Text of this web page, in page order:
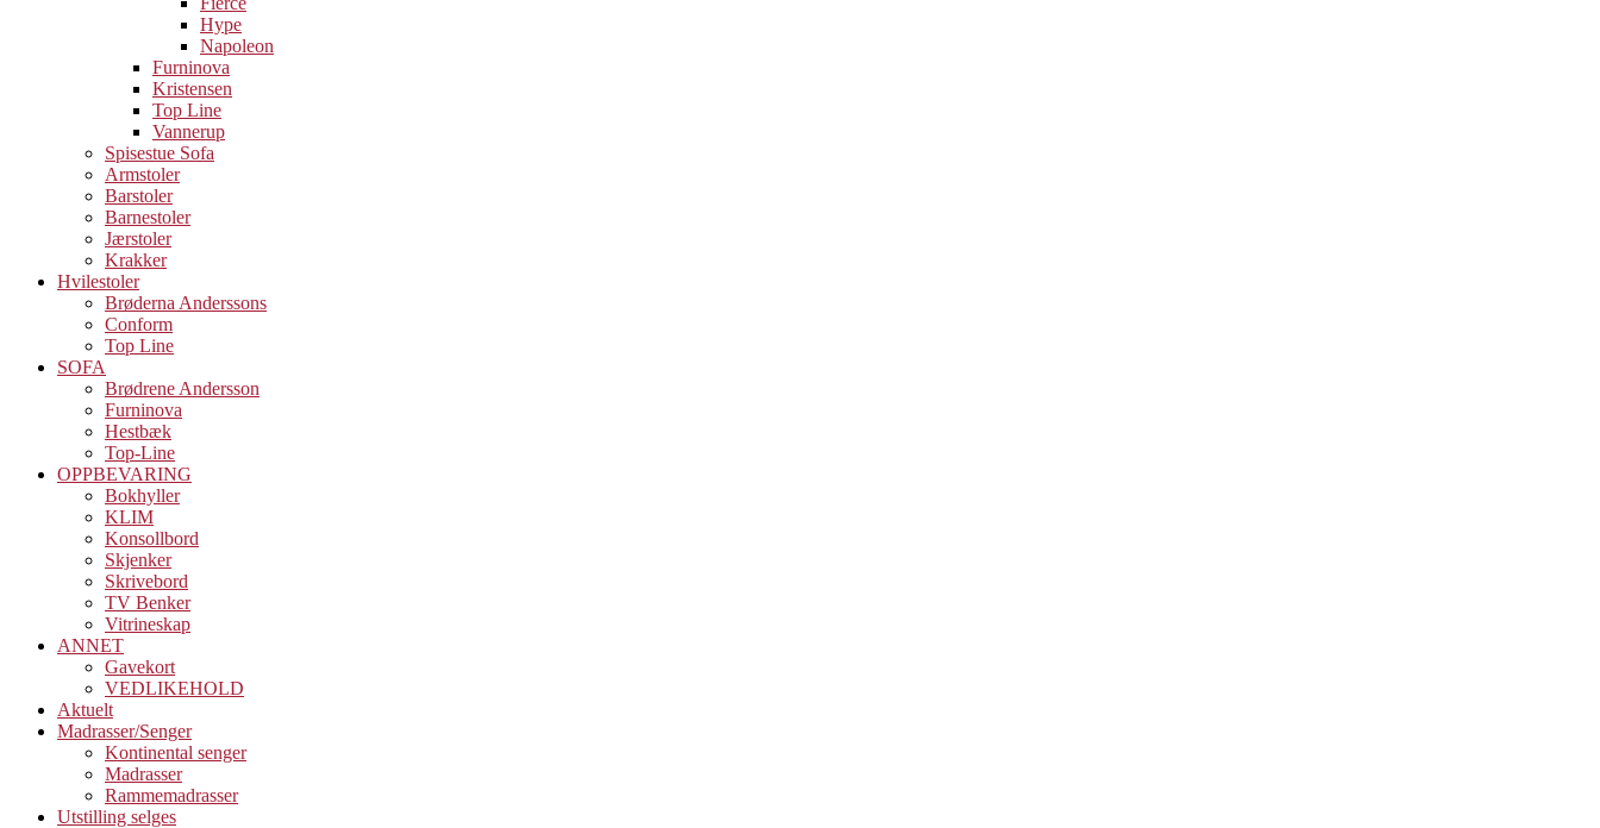
Hype
Napoleon
Furninova
Kristensen
Top Line
Vannerup
Spisestue Sofa
Armstoler
Barstoler
Barnestoler
Jærstoler
Krakker
Hvilestoler
Brøderna Anderssons
Conform
Top Line
SOFA
Brødrene Andersson
Furninova
Hestbæk
Top-Line
OPPBEVARING
Bokhyller
KLIM
Konsollbord
Skjenker
Skrivebord
TV Benker
Vitrineskap
ANNET
Gavekort
VEDLIKEHOLD
Aktuelt
Madrasser/Senger
Kontinental senger
Madrasser
Rammemadrasser
Utstilling selges